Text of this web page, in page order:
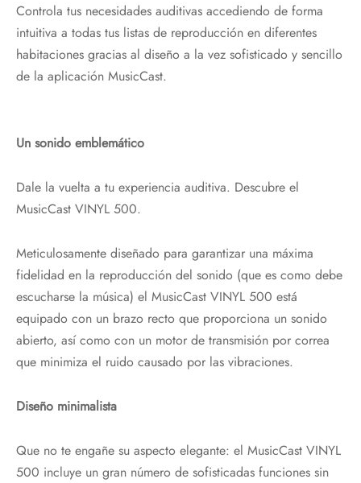
Controla tus necesidades auditivas accediendo de forma
intuitiva a todas tus listas de reproducción en diferentes
habitaciones gracias al diseño a la vez sofisticado y sencillo
de la aplicación MusicCast.
Un sonido emblemático
Dale la vuelta a tu experiencia auditiva. Descubre el
MusicCast VINYL 500.
Meticulosamente diseñado para garantizar una máxima
fidelidad en la reproducción del sonido (que es como debe
escucharse la música) el MusicCast VINYL 500 está
equipado con un brazo recto que proporciona un sonido
abierto, así como con un motor de transmisión por correa
que minimiza el ruido causado por las vibraciones.
Diseño minimalista
Que no te engañe su aspecto elegante: el MusicCast VINYL
500 incluye un gran número de sofisticadas funciones sin